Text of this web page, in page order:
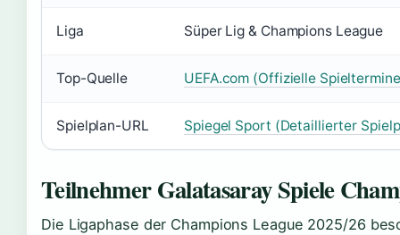
Liga Süper Lig & Champions League
Top-Quelle UEFA.com (Offizielle
Spielplan-URL Spiegel Sport (Detaillierter
Teilnehmer Galatasaray Spiele
Die Ligaphase der Champions League 2025/26